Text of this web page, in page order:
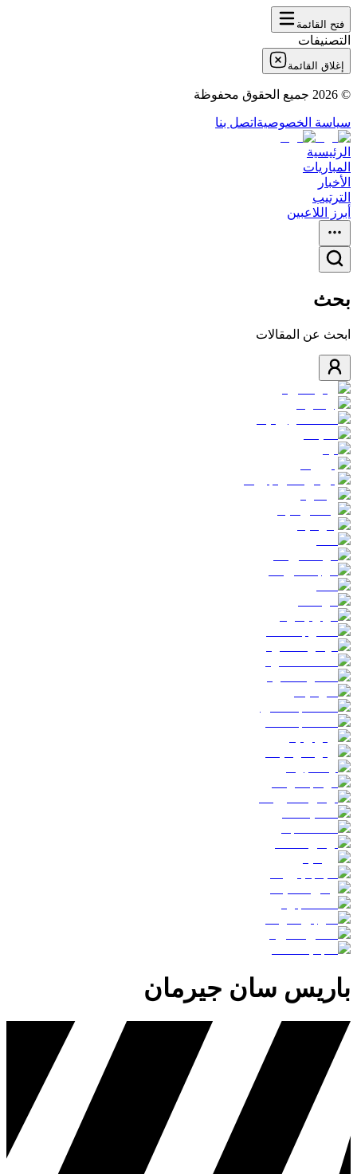
فتح القائمة
التصنيفات
إغلاق القائمة
©
2026 جميع الحقوق محفوظة
سياسة الخصوصية اتصل بنا
الرئيسية
المباريات
الأخبار
الترتيب
أبرز اللاعبين
بحث
ابحث عن المقالات
باريس سان جيرمان